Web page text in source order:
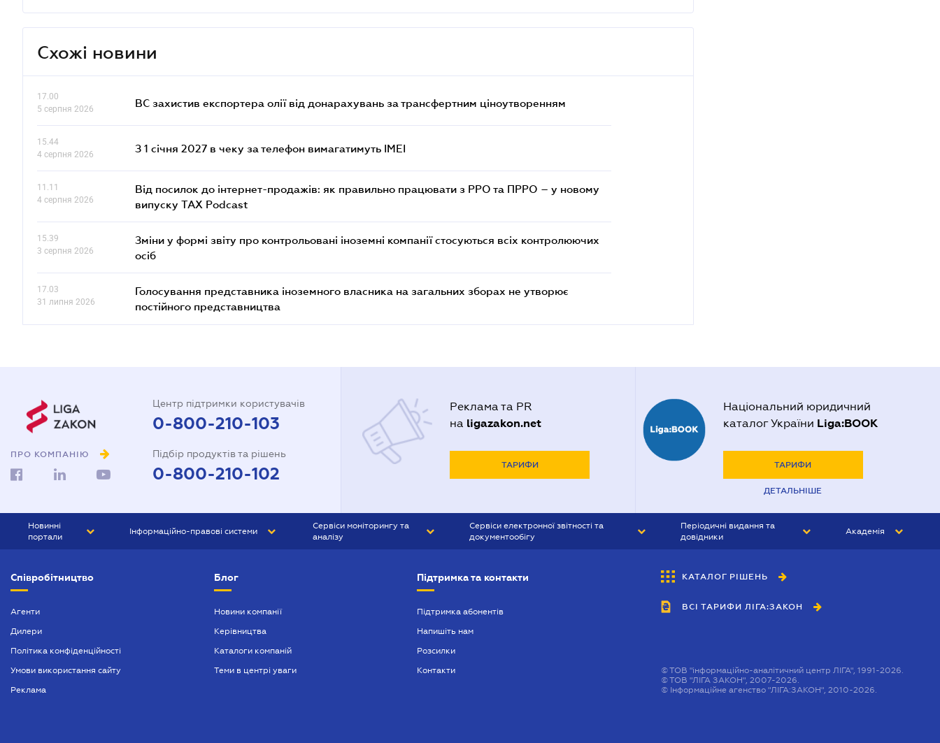
Схожі новини
17.00
5 серпня 2026
ВС захистив експортера олії від донарахувань за трансфертним ціноутворенням
15.44
4 серпня 2026
З 1 січня 2027 в чеку за телефон вимагатимуть IMEI
11.11
4 серпня 2026
Від посилок до інтернет-продажів: як правильно працювати з РРО та ПРРО – у новому
випуску TAX Podcast
15.39
3 серпня 2026
Зміни у формі звіту про контрольовані іноземні компанії стосуються всіх контролюючих
осіб
17.03
31 липня 2026
Голосування представника іноземного власника на загальних зборах не утворює
постійного представництва
ПРО КОМПАНІЮ
Центр підтримки користувачів
0-800-210-103
Підбір продуктів та рішень
0-800-210-102
Реклама та PR
на ligazakon.net
ТАРИФИ
Національний юридичний
каталог України Liga:BOOK
ТАРИФИ
ДЕТАЛЬНІШЕ
Новинні
портали
БІЗНЕС
Інформаційно-правові системи
БУХГАЛТЕР ПРОФ
Сервіси моніторингу та
аналізу
Сервіси електронної звітності та
документообігу
Періодичні видання та
довідники
БУХГАЛТЕР&ЗАКОН
ВІСНИК МСФЗ
Академія
Співробітництво
Агенти
Дилери
Політика конфіденційності
Умови використання сайту
Реклама
Блог
Новини компанії
Керівництва
Каталоги компаній
Теми в центрі уваги
Підтримка та контакти
Підтримка абонентів
Напишіть нам
Розсилки
Контакти
КАТАЛОГ РІШЕНЬ
ВСІ ТАРИФИ ЛІГА:ЗАКОН
©ТОВ "інформаційно-аналітичний центр ЛІГА", 1991-2026.
©ТОВ "ЛІГА ЗАКОН", 2007-2026.
© Інформаційне агенство "ЛІГА:ЗАКОН", 2010-2026.